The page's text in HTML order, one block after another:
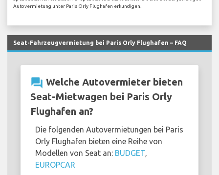
Autovermietung unter Paris Orly Flughafen erkundigen.
Seat-Fahrzeugvermietung bei Paris Orly Flughafen – FAQ
question_answer Welche Autovermieter bieten
Seat-Mietwagen bei Paris Orly
Flughafen an?
Die folgenden Autovermietungen bei Paris
Orly Flughafen bieten eine Reihe von
Modellen von Seat an: BUDGET,
EUROPCAR